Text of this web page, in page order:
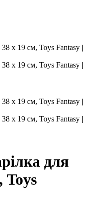
для
Toys